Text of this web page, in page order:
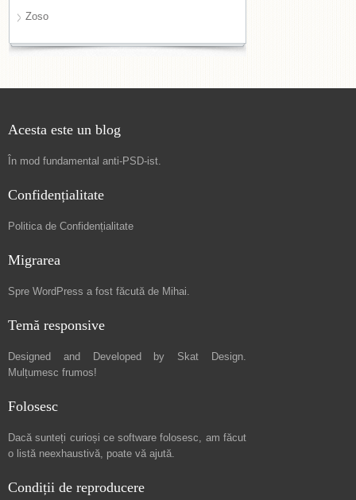
Zoso
Acesta este un blog
În mod fundamental anti-PSD-ist.
Confidențialitate
Politica de Confidențialitate
Migrarea
Spre WordPress a fost făcută de Mihai.
Temă responsive
Designed and Developed by Skat Design.
Mulțumesc frumos!
Folosesc
Dacă sunteți curioși ce software folosesc, am făcut
o listă neexhaustivă, poate vă ajută.
Condiții de reproducere